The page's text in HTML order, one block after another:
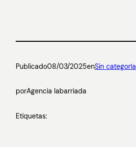
Publicado08/03/2025enSin categoría
porAgencia labarriada
Etiquetas: